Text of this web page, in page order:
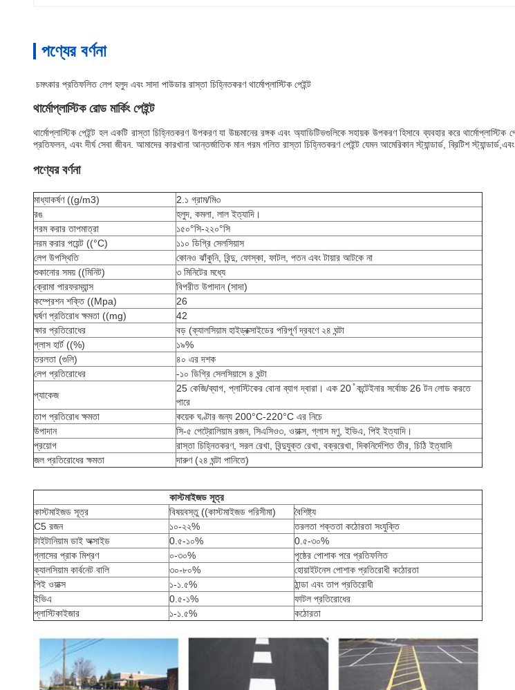
পণ্যের বর্ণনা
চমৎকার প্রতিফলিত লেপ হলুদ এবং সাদা পাউডার রাস্তা চিহ্নিতকরণ থার্মোপ্লাস্টিক পেইন্ট
থার্মোপ্লাস্টিক রোড মার্কিং পেইন্ট
থার্মোপ্লাস্টিক পেইন্ট হল একটি রাস্তা চিহ্নিতকরণ উপকরণ যা উচ্চমানের রঙ্গক এবং অ্যাডিটিভগুলিকে সহায়ক উপকরণ হিসাবে ব্যবহার করে
প্রতিফলন, এবং দীর্ঘ সেবা জীবন. আমাদের কারখানা আন্তর্জাতিক মান গরম গলিত রাস্তা চিহ্নিতকরণ পেইন্ট যেমন আমেরিকান স্ট্যান্ডার্ড, ব্রিটিশ
পণ্যের বর্ণনা
মাধ্যাকর্ষণ ((g/m3)
2.১ গ্রাম/মি৩
রঙ
হলুদ, কমলা, লাল ইত্যাদি।
গরম করার তাপমাত্রা
১৫০°সি-২২০°সি
নরম করার পয়েন্ট ((°C)
১১০ ডিগ্রি সেলসিয়াস
লেপ উপস্থিতি
কোনও ঝাঁকুনি, বিন্দু, ফোস্কা, ফাটল, পতন এবং টায়ার আটকে না
শুকানোর সময় ((মিনিট)
৩ মিনিটের মধ্যে
ক্রোমা পারফরম্যান্স
বিপরীত উপাদান (সাদা)
কম্প্রেশন শক্তি ((Mpa)
26
ঘর্ষণ প্রতিরোধ ক্ষমতা ((mg)
42
ক্ষার প্রতিরোধের
বড় (ক্যালসিয়াম হাইড্রক্সাইডের পরিপূর্ণ দ্রবণে ২৪ ঘন্টা
গ্লাস হার্ট ((%)
১৯%
তরলতা (গুলি)
৪০ এর দশক
লেপ প্রতিরোধের
-১০ ডিগ্রি সেলসিয়াসে ৪ ঘন্টা
প্যাকেজ
25 কেজি/ব্যাগ, প্লাস্টিকের বোনা ব্যাগ দ্বারা। এক 20 ̊ কন্টেইনার সর্বোচ্চ 26 টন লোড করতে
পারে
তাপ প্রতিরোধ ক্ষমতা
কয়েক ঘণ্টার জন্য 200°C-220°C এর নিচে
উপাদান
সি-৫ পেট্রোলিয়াম রজন, সিএসিও৩, ওয়াক্স, গ্লাস মণু, ইভিএ, পিই ইত্যাদি।
প্রয়োগ
রাস্তা চিহ্নিতকরণ, সরল রেখা, বিন্দুযুক্ত রেখা, বক্ররেখা, দিকনির্দেশিত তীর, চিঠি ইত্যাদি
জল প্রতিরোধের ক্ষমতা
দারুণ (২৪ ঘন্টা পানিতে)
কাস্টমাইজড সূত্র
কাস্টমাইজড সূত্র
বিষয়বস্তু ((কাস্টমাইজড পরিসীমা)
বৈশিষ্ট্য
C5 রজন
১০-২২%
তরলতা শক্ততা কঠোরতা সংযুক্তি
টাইটানিয়াম ডাই অক্সাইড
0.৫-১০%
0.৫-৩০%
গ্লাসের প্রাক মিশ্রণ
০-৩০%
পৃষ্ঠের পোশাক পরে প্রতিফলিত
ক্যালসিয়াম কার্বনেট বালি
৩০-৮০%
হোয়াইটনেস পোশাক প্রতিরোধী কঠোরতা
পিই ওয়াক্স
১-১.৫%
ঠান্ডা এবং তাপ প্রতিরোধী
ইভিএ
0.৫-১%
ফাটল প্রতিরোধের
প্লাস্টিকাইজার
১-১.৫% কঠোরতা